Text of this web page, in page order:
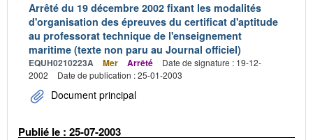
Arrêté du 19 décembre 2002 fixant les modalités
d'organisation des épreuves du certificat d'aptitude
au professorat technique de l'enseignement
maritime (texte non paru au Journal officiel)
EQUH0210223A Mer Arrêté
Date de signature : 19-12-
2002
Date de publication : 25-01-2003
Document principal
Publié le : 25-07-2003